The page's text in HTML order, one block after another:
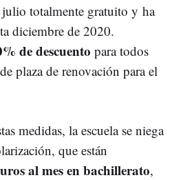
totalmente gratuito y ha
diciembre de 2020.
de descuento para todos
plaza de renovación para el
medidas, la escuela se niega
que están
al mes en bachillerato,